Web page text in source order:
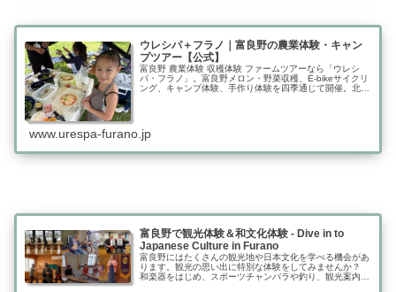
ウレシパ＋フラノ｜富良野の農業体験・キャン
プツアー【公式】
富良野 農業体験 収穫体験 ファームツアーなら「ウレシ
パ・フラノ」。富良野メロン・野菜収穫、E-bikeサイクリ
ング、キャンプ体験、手作り体験を四季通じて開催。北海
www.urespa-furano.jp
富良野で観光体験＆和文化体験 - Dive in to
Japanese Culture in Furano
富良野にはたくさんの観光地や日本文化を学べる機会があ
ります。観光の思い出に特別な体験をしてみませんか？
和楽器をはじめ、スポーツチャンバラや釣り、観光案内な